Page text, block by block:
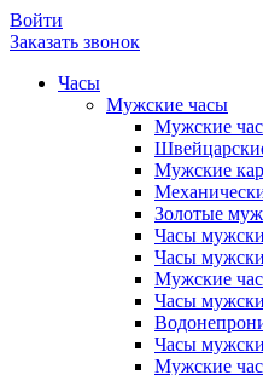
Войти
Заказать звонок
Часы
Мужские часы
Мужские
Мужские
Золотые
Часы
Часы
Мужские
Часы
Часы
Мужские